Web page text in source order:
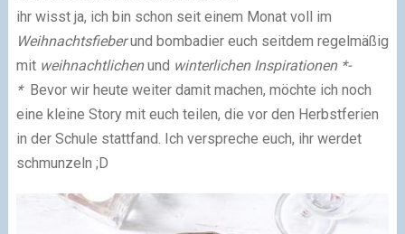
ihr wisst ja, ich bin schon seit einem Monat voll im
Weihnachtsfieberund bombadier euch seitdem regelmäßig
mit weihnachtlichenund winterlichen Inspirationen *-
* Bevor wir heute weiter damit machen, möchte ich noch
eine kleine Story mit euch teilen, die vor den Herbstferien
in der Schule stattfand. Ich verspreche euch, ihr werdet
schmunzeln ;D